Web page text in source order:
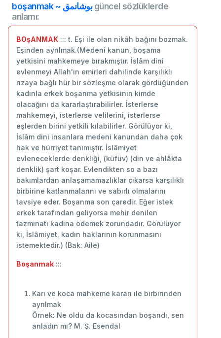
boşanmak ~ بوشانمقgüncel sözlüklerde
anlamı:
BOşANMAK ::: t. Eşi ile olan nikâh bağını bozmak.
Eşinden ayrılmak.(Medeni kanun, boşama
yetkisini mahkemeye bırakmıştır. İslâm dini
evlenmeyi Allah'ın emirleri dahilinde karşılıklı
rızaya bağlı hür bir sözleşme olarak gördüğünden
kadınla erkek boşanma yetkisinin kimde
olacağını da kararlaştırabilirler. İsterlerse
mahkemeyi, isterlerse velilerini, isterlerse
eşlerden birini yetkili kılabilirler. Görülüyor ki,
İslâm dini insanlara medeni kanundan daha çok
hak ve hürriyet tanımıştır. İslâmiyet
evleneceklerde denkliği, (küfüv) (din ve ahlâkta
denklik) şart koşar. Evlendikten so a bazı
bakımlardan anlaşamamazlıklar çıkarsa karşılıklı
birbirine katlanmalarını ve sabırlı olmalarını
tavsiye eder. Boşanma son çaredir. Eğer istek
erkek tarafından geliyorsa mehir denilen
tazminatı kadına ödemek zorundadır. Görülüyor
ki, İslâmiyet, kadın haklarının korunmasını
istemektedir.) (Bak: Aile)
Boşanmak :::
Karı ve koca mahkeme kararı ile birbirinden
ayrılmak
Örnek: Ne oldu da kocasından boşandı, sen
anladın mı? M. Ş. Esendal